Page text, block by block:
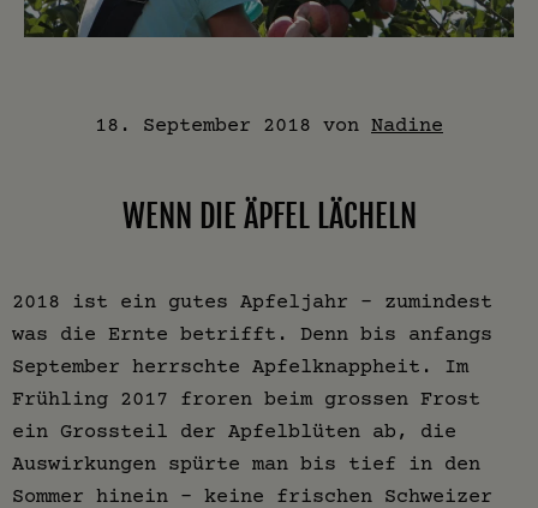
18. September 2018 von Nadine
WENN DIE ÄPFEL LÄCHELN
2018 ist ein gutes Apfeljahr – zumindest
was die Ernte betrifft. Denn bis anfangs
September herrschte Apfelknappheit. Im
Frühling 2017 froren beim grossen Frost
ein Grossteil der Apfelblüten ab, die
Auswirkungen spürte man bis tief in den
Sommer hinein – keine frischen Schweizer